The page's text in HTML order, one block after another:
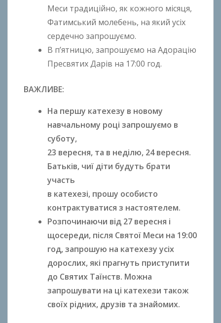
Меси традиційно, як кожного місяця,
Фатимський молебень, на який усіх
сердечно запрошуємо.
В п’ятницю, запрошуємо на Адорацію
Пресвятих Дарів на 17:00 год.
ВАЖЛИВЕ:
На першу катехезу в новому
навчальному році запрошуємо в
суботу,
23 вересня, та в неділю, 24 вересня.
Батьків, чиї діти будуть брати
участь
в катехезі, прошу особисто
контрактуватися з настоятелем.
Розпочинаючи від 27 вересня і
щосереди, після Святої Меси на 19:00
год, запрошую на катехезу усіх
дорослих, які прагнуть приступити
до Святих Таїнств. Можна
запрошувати на ці катехези також
своїх рідних, друзів та знайомих.